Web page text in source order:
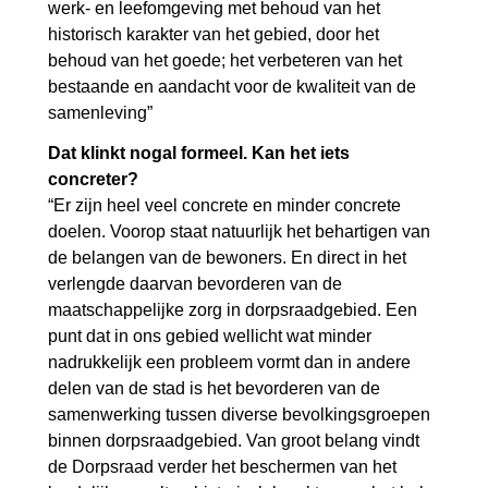
werk- en leefomgeving met behoud van het
historisch karakter van het gebied, door het
behoud van het goede; het verbeteren van het
bestaande en aandacht voor de kwaliteit van de
samenleving”
Dat klinkt nogal formeel. Kan het iets
concreter?
“Er zijn heel veel concrete en minder concrete
doelen. Voorop staat natuurlijk het behartigen van
de belangen van de bewoners. En direct in het
verlengde daarvan bevorderen van de
maatschappelijke zorg in dorpsraadgebied. Een
punt dat in ons gebied wellicht wat minder
nadrukkelijk een probleem vormt dan in andere
delen van de stad is het bevorderen van de
samenwerking tussen diverse bevolkingsgroepen
binnen dorpsraadgebied. Van groot belang vindt
de Dorpsraad verder het beschermen van het